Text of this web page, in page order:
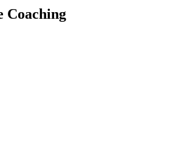
Coaching